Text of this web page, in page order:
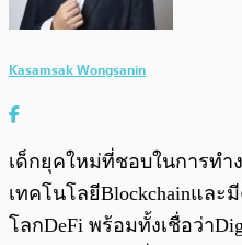
Kasamsak Wongsanin
เด็กยุคใหม่ที่ชอบในการทำ
เทคโนโลยีBlockchainแล
โลกDeFi พร้อมทั้งเชื่อว่า